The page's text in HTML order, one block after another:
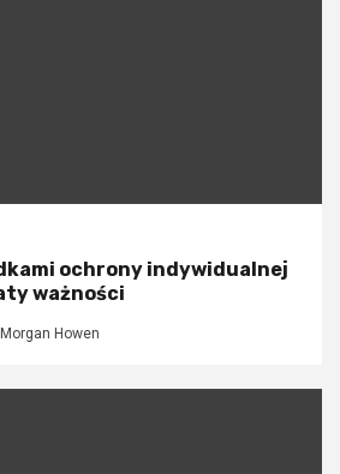
ochrony indywidualnej
ważności
Morgan Howen